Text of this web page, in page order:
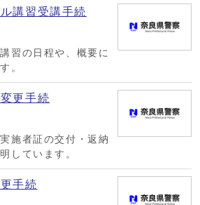
講習受講手続
習の日程や、概要に
。
更手続
施者証の交付・返納
しています。
手続